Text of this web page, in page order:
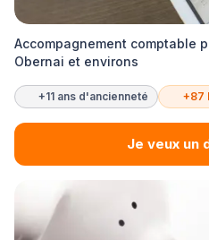
Accompagnement comptable
Obernai et environs
+11 ans d'ancienneté +87
Je veux un